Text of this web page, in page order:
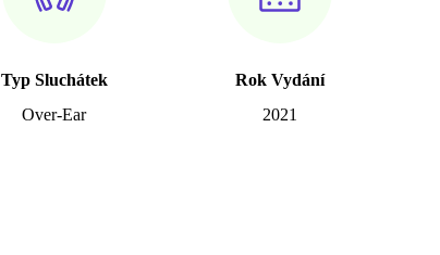
Typ Sluchátek
Over-Ear
Rok Vydání
2021